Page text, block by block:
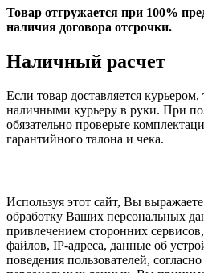
Товар отгружается при 100%
наличия договора отсрочки.
Наличный расчет
Если товар доставляется курьером,
наличными курьеру в руки. При
обязательно проверьте
гарантийного талона и чека.
Используя этот сайт, Вы
обработку Ваших персональных
привлечением сторонних
файлов, IP-адреса, данные об
поведения пользователей,